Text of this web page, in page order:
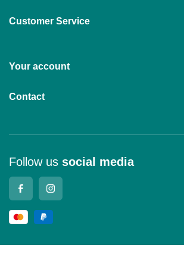
Customer Service
Your account
Contact
Follow us social media